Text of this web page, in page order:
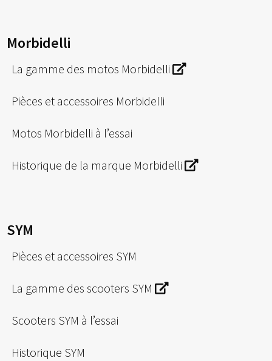
Morbidelli
La gamme des motos Morbidelli
Pièces et accessoires Morbidelli
Motos Morbidelli à l’essai
Historique de la marque Morbidelli
SYM
Pièces et accessoires SYM
La gamme des scooters SYM
Scooters SYM à l’essai
Historique SYM